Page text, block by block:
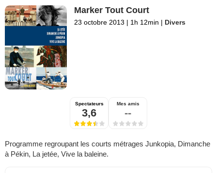
Marker Tout Court
23 octobre 2013 | 1h 12min | Divers
Spectateurs
3,6
Mes amis
--
Programme regroupant les courts métrages Junkopia, Dimanche
à Pékin, La jetée, Vive la baleine.